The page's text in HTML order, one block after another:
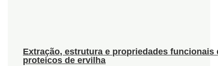
Extração, estrutura e propriedades funcionais
proteicos de ervilha